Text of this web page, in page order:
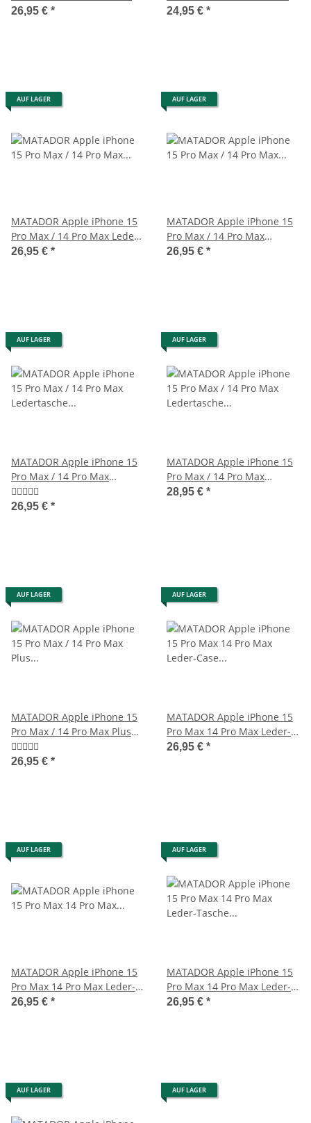
Hell-Braun
26,95 € *
Ledertasche Braun
24,95 € *
AUF LAGER
MATADOR Apple iPhone 15
Pro Max / 14 Pro Max Leder-
Hülle-Etui Braun
26,95 € *
AUF LAGER
MATADOR Apple iPhone 15
Pro Max / 14 Pro Max
Lederhülle Schwarz
26,95 € *
AUF LAGER
MATADOR Apple iPhone 15
Pro Max / 14 Pro Max
Ledertasche Schwarz
26,95 € *
AUF LAGER
MATADOR Apple iPhone 15
Pro Max / 14 Pro Max
Ledertasche Schwarz
28,95 € *
AUF LAGER
MATADOR Apple iPhone 15
Pro Max / 14 Pro Max Plus
Ledercase Braun
26,95 € *
AUF LAGER
MATADOR Apple iPhone 15
Pro Max 14 Pro Max Leder-
Case Etui Braun
26,95 € *
AUF LAGER
MATADOR Apple iPhone 15
Pro Max 14 Pro Max Leder-
Etui-Tasche Braun
26,95 € *
AUF LAGER
MATADOR Apple iPhone 15
Pro Max 14 Pro Max Leder-
Tasche Schwarz
26,95 € *
AUF LAGER AUF LAGER